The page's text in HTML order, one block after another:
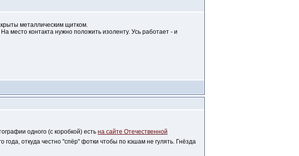
металлическим щитком.
место контакта нужно положить изоленту. Усь работает - и
одного (с коробкой) есть на сайте Отечественной
откуда честно "спёр" фотки чтобы по кэшам не гулять. Гнёзда